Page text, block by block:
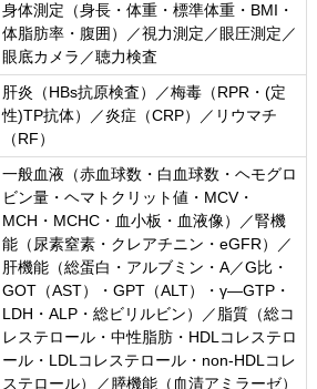
身体測定（身長・体重・標準体重・BMI・
体脂肪率・腹囲）／視力測定／眼圧測定／
眼底カメラ／聴力検査
肝炎（HBs抗原検査）／梅毒（RPR・(定
性)TP抗体）／炎症（CRP）／リウマチ
（RF）
一般血液（赤血球数・白血球数・ヘモグロ
ビン量・ヘマトクリット値・MCV・
MCH・MCHC・血小板・血液像）／腎機
能（尿素窒素・クレアチニン・eGFR）／
肝機能（総蛋白・アルブミン・A／G比・
GOT（AST）・GPT（ALT）・γ―GTP・
LDH・ALP・総ビリルビン）／脂質（総コ
レステロール・中性脂肪・HDLコレステロ
ール・LDLコレステロール・non-HDLコレ
ステロール）／膵機能（血清アミラーゼ）